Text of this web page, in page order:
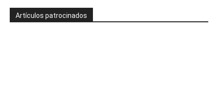
Artículos patrocinados